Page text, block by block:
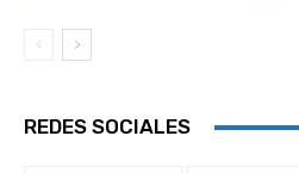
REDES SOCIALES